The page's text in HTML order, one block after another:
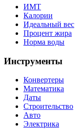
ИМТ
Калории
Идеальный вес
Процент жира
Норма воды
Инструменты
Конвертеры
Математика
Даты
Строительство
Авто
Электрика